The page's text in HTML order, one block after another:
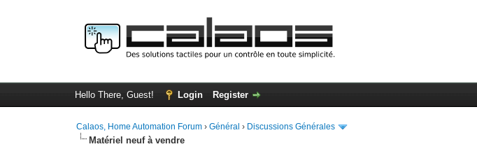
Hello There, Guest! Login Register
Calaos, Home Automation Forum ›Général › Discussions Générales
Matériel neuf à vendre